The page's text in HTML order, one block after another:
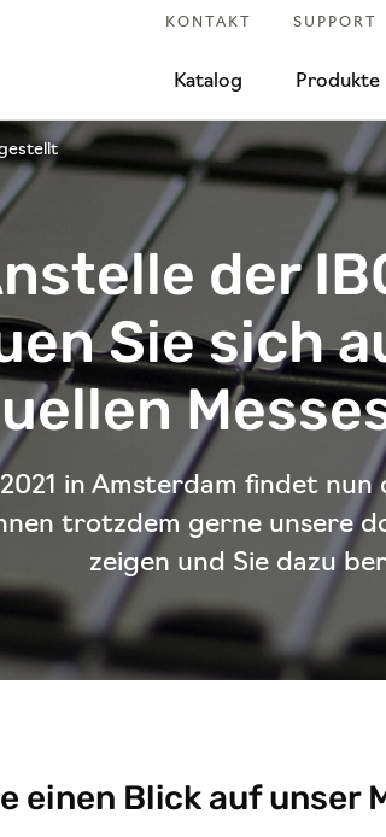
KONTAKT SUPPORT
Katalog Produkte
der
Sie sich
2021 in Amsterdam findet
trotzdem gerne unsere
zeigen und Sie dazu
einen Blick auf unser